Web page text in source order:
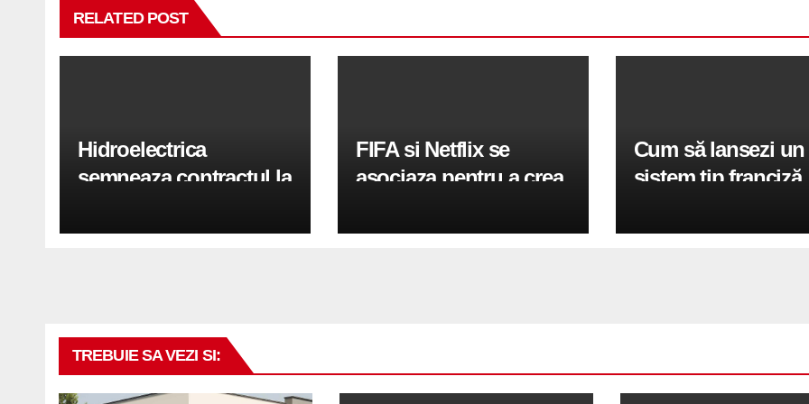
RELATED POST
Hidroelectrica
semneaza contractul la
solar Tara Hategului
FIFA si Netflix se
asociaza pentru a crea
Cum să lansezi un
sistem tip franciză
TREBUIE SA VEZI SI: